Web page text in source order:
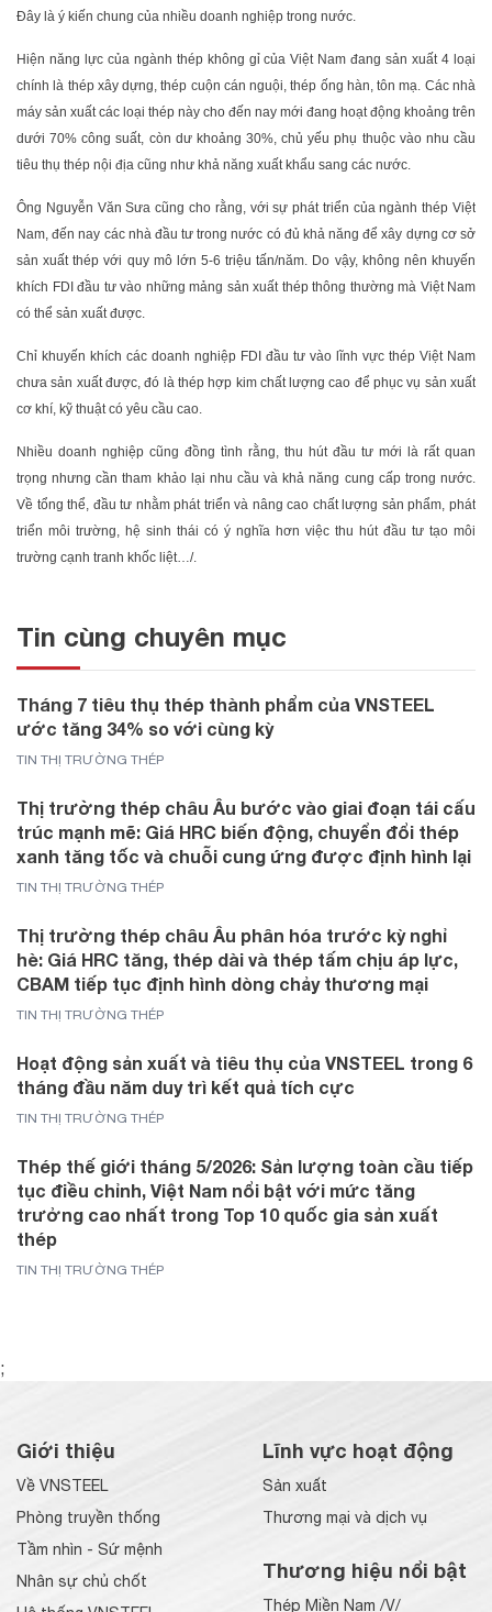
Đây là ý kiến chung của nhiều doanh nghiệp trong nước.
Hiện năng lực của ngành thép không gỉ của Việt Nam đang sản xuất 4 loại
chính là thép xây dựng, thép cuộn cán nguội, thép ống hàn, tôn mạ. Các nhà
máy sản xuất các loại thép này cho đến nay mới đang hoạt động khoảng trên
dưới 70% công suất, còn dư khoảng 30%, chủ yếu phụ thuộc vào nhu cầu
tiêu thụ thép nội địa cũng như khả năng xuất khẩu sang các nước.
Ông Nguyễn Văn Sưa cũng cho rằng, với sự phát triển của ngành thép Việt
Nam, đến nay các nhà đầu tư trong nước có đủ khả năng để xây dựng cơ sở
sản xuất thép với quy mô lớn 5-6 triệu tấn/năm. Do vậy, không nên khuyến
khích FDI đầu tư vào những mảng sản xuất thép thông thường mà Việt Nam
có thể sản xuất được.
Chỉ khuyến khích các doanh nghiệp FDI đầu tư vào lĩnh vực thép Việt Nam
chưa sản xuất được, đó là thép hợp kim chất lượng cao để phục vụ sản xuất
cơ khí, kỹ thuật có yêu cầu cao.
Nhiều doanh nghiệp cũng đồng tình rằng, thu hút đầu tư mới là rất quan
trọng nhưng cần tham khảo lại nhu cầu và khả năng cung cấp trong nước.
Về tổng thể, đầu tư nhằm phát triển và nâng cao chất lượng sản phẩm, phát
triển môi trường, hệ sinh thái có ý nghĩa hơn việc thu hút đầu tư tạo môi
trường cạnh tranh khốc liệt…/.
Tin cùng chuyên mục
Tháng 7 tiêu thụ thép thành phẩm của VNSTEEL
ước tăng 34% so với cùng kỳ
TIN THỊ TRƯỜNG THÉP
Thị trường thép châu Âu bước vào giai đoạn tái cấu
trúc mạnh mẽ: Giá HRC biến động, chuyển đổi thép
xanh tăng tốc và chuỗi cung ứng được định hình lại
TIN THỊ TRƯỜNG THÉP
Thị trường thép châu Âu phân hóa trước kỳ nghỉ
hè: Giá HRC tăng, thép dài và thép tấm chịu áp lực,
CBAM tiếp tục định hình dòng chảy thương mại
TIN THỊ TRƯỜNG THÉP
Hoạt động sản xuất và tiêu thụ của VNSTEEL trong 6
tháng đầu năm duy trì kết quả tích cực
TIN THỊ TRƯỜNG THÉP
Thép thế giới tháng 5/2026: Sản lượng toàn cầu tiếp
tục điều chỉnh, Việt Nam nổi bật với mức tăng
trưởng cao nhất trong Top 10 quốc gia sản xuất
thép
TIN THỊ TRƯỜNG THÉP
;
Giới thiệu
Về VNSTEEL
Phòng truyền thống
Tầm nhìn - Sứ mệnh
Nhân sự chủ chốt
Lĩnh vực hoạt động
Sản xuất
Thương mại và dịch vụ
Thương hiệu nổi bật
Thép Miền Nam /V/